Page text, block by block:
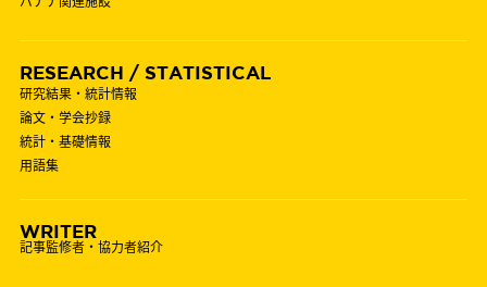
RESEARCH / STATISTICAL
研究結果・統計情報
論文・学会抄録
統計・基礎情報
用語集
WRITER
記事監修者・協力者紹介